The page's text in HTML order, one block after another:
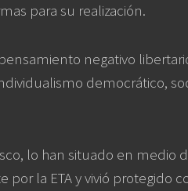
para su realización.
negativo
democrático,
lo han situado en medio
la ETA y vivió protegido